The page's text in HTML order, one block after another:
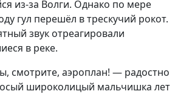
из-за Волги. Однако по мере
гул перешёл в трескучий рокот.
звук отреагировали
в реке.
смотрите, аэроплан! — радостно
широколицый мальчишка лет